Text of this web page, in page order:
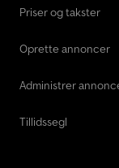
Priser og takster
Oprette annoncer
Administrer
Tillidssegl